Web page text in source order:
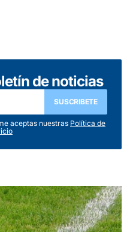
electrónico no será
obligatorios están
de noticias
SUSCRIBETE
aceptas nuestras Política de